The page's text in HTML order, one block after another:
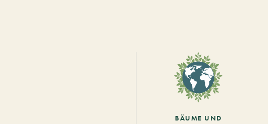
BÄUME UND